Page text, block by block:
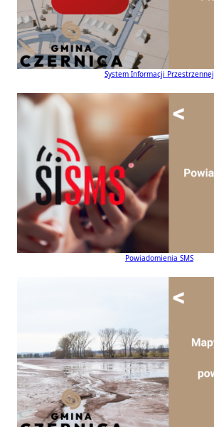
System Informacji Przestrzennej
Powiadomienia SMS